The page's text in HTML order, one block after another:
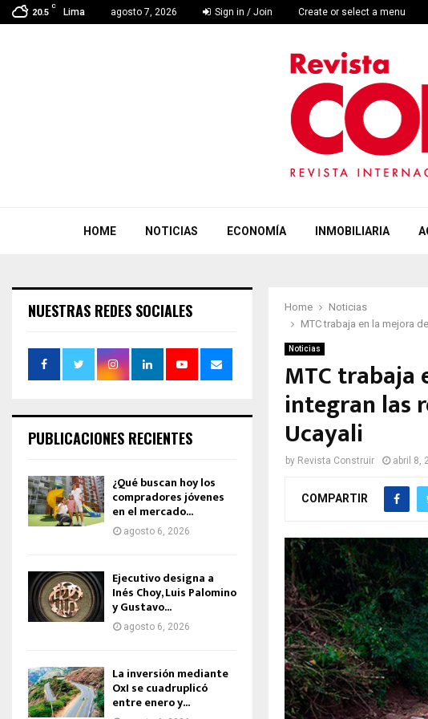
20.5
C
Lima agosto 7, 2026 Sign in / Join Create or select a menu
HOME NOTICIAS ECONOMÍA INMOBILIARIA
Home
Noticias
MTC trabaja en la mejora
Noticias
MTC trabaja
integran las
Ucayali
by Revista Construir abril 8,
COMPARTIR
NUESTRAS REDES SOCIALES
PUBLICACIONES RECIENTES
¿Qué buscan hoy los
compradores jóvenes
en el mercado...
agosto 6, 2026
Ejecutivo designa a
Inés Choy, Luis Palomino
y Gustavo...
agosto 6, 2026
La inversión mediante
OxI se cuadruplicó
entre enero y...